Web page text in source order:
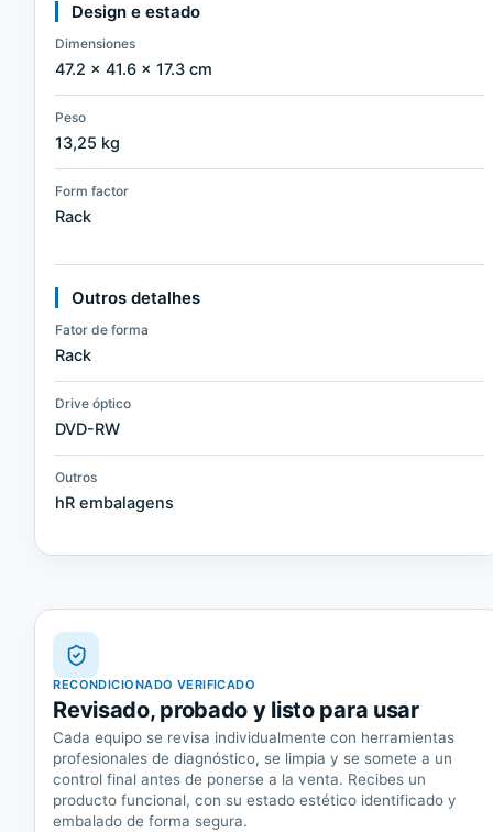
Design e estado
Dimensiones
47.2 × 41.6 × 17.3 cm
Peso
13,25 kg
Form factor
Rack
Outros detalhes
Fator de forma
Rack
Drive óptico
DVD-RW
Outros
hR embalagens
RECONDICIONADO VERIFICADO
Revisado, probado y listo para usar
Cada equipo se revisa individualmente con herramientas
profesionales de diagnóstico, se limpia y se somete a un
control final antes de ponerse a la venta. Recibes un
producto funcional, con su estado estético identificado y
embalado de forma segura.